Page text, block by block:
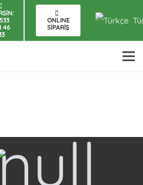
46
ONLINE
SİPARİŞ